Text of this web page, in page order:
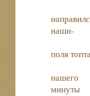
поля
нашего